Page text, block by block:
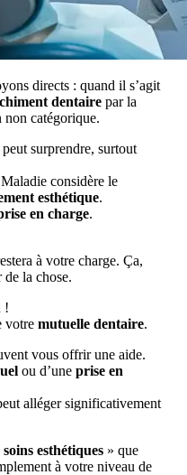
directs : quand il s’agit
dentaire par la
non catégorique.
surprendre, surtout
considère le
esthétique.
en charge.
à votre charge. Ça,
de la chose.
!
votre mutuelle dentaire.
vous offrir une aide.
ou d’une prise en
alléger significativement
soins esthétiques » que
à votre niveau de